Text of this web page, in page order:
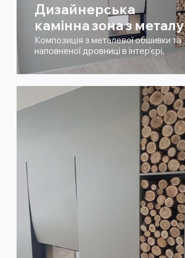
Дизайнерська
камінна зона з металу
Композиція з металевої обшивки та
наповненої дровниці в інтер’єрі.